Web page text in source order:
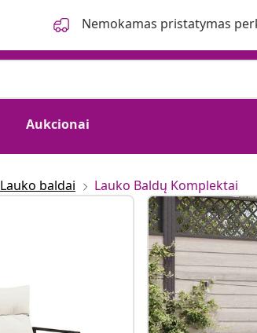
Nemokamas pristatymas
Aukcionai
Lauko baldai Lauko Baldų Komplektai